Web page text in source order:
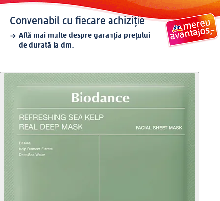
Convenabil cu fiecare achiziție
Află mai multe despre garanția prețului
de durată la dm.